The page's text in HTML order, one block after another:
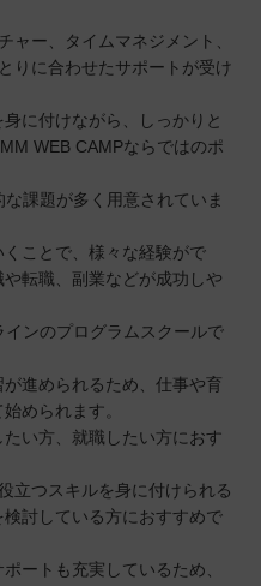
ャー、タイムマネジメント、
りに合わせたサポートが受け
に付けながら、しっかりと
WEB CAMPならではのポ
課題が多く用意されていま
ことで、様々な経験がで
転職、副業などが成功しや
ンのプログラムスクールで
進められるため、仕事や育
められます。
い方、就職したい方におす
立つスキルを身に付けられる
討している方におすすめで
ートも充実しているため、